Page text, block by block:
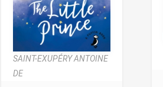
SAINT-EXUPÉRY ANTOINE
DE